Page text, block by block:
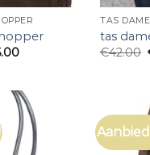
TAS
tas
€42.00